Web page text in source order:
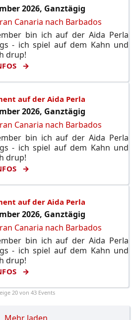
2026, Ganztägig
Canaria nach Barbados
bin ich auf der Aida Perla
- ich spiel auf dem Kahn und
drup!
auf der Aida Perla
2026, Ganztägig
Canaria nach Barbados
bin ich auf der Aida Perla
- ich spiel auf dem Kahn und
drup!
auf der Aida Perla
2026, Ganztägig
Canaria nach Barbados
bin ich auf der Aida Perla
- ich spiel auf dem Kahn und
drup!
20 von 43 Events